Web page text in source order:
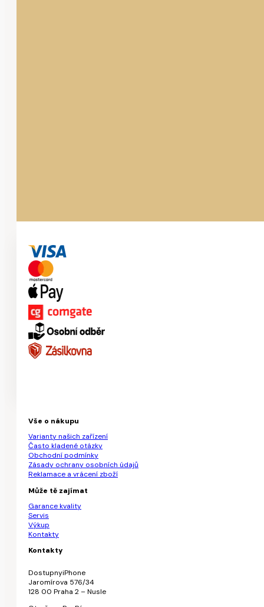
Vše o nákupu
Varianty našich zařízení
Často kladené otázky
Obchodní podmínky
Zásady ochrany osobních údajů
Reklamace a vrácení zboží
Může tě zajímat
Garance kvality
Servis
Výkup
Kontakty
Kontakty
DostupnyiPhone
Jaromírova 576/34
128 00 Praha 2 – Nusle